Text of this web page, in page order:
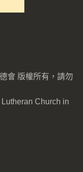
會 版權所有，請勿
Church in